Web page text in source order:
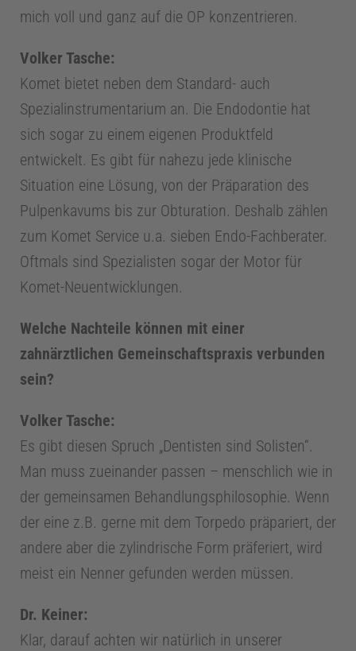
r
e
mich voll und ganz auf die OP konzentrieren.
Volker Tasche:
Komet bietet neben dem Standard- auch
Spezialinstrumentarium an. Die Endodontie hat
sich sogar zu einem eigenen Produktfeld
entwickelt. Es gibt für nahezu jede klinische
Situation eine Lösung, von der Präparation des
Pulpenkavums bis zur Obturation. Deshalb zählen
zum Komet Service u.a. sieben Endo-Fachberater.
Oftmals sind Spezialisten sogar der Motor für
Komet-Neuentwicklungen.
Welche Nachteile können mit einer
zahnärztlichen Gemeinschaftspraxis verbunden
sein?
Volker Tasche:
Es gibt diesen Spruch „Dentisten sind Solisten“.
Man muss zueinander passen – menschlich wie in
der gemeinsamen Behandlungsphilosophie. Wenn
der eine z.B. gerne mit dem Torpedo präpariert, der
andere aber die zylindrische Form präferiert, wird
meist ein Nenner gefunden werden müssen.
Dr. Keiner:
Klar, darauf achten wir natürlich in unserer